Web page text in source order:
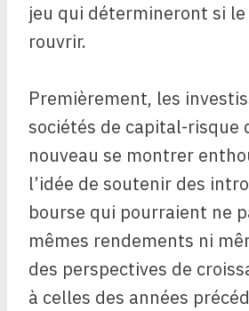
jeu qui détermineront si
rouvrir.
Premièrement, les
sociétés de capital-risque
nouveau se montrer
l’idée de soutenir des
bourse qui pourraient ne
mêmes rendements ni
des perspectives de
à celles des années